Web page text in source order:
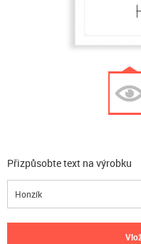
Přizpůsobte text na výrobku